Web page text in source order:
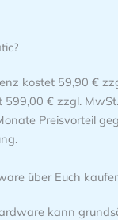
kostet 59,90 €
599,00 € zzgl.
Preisvorteil
über Euch
kann